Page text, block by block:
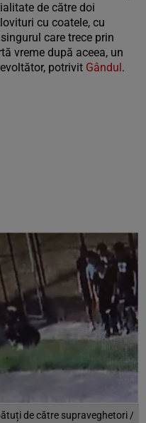
de către doi
cu coatele, cu
care trece prin
vreme după aceea, un
potrivit Gândul.
de către supraveghetori /